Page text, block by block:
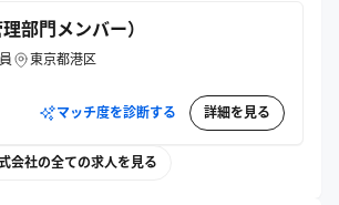
に対応し、現場の課題解決と業務価値の向
部門メンバー）
東京都港区
マッチ度を診断する 詳細を見る
会社の全ての求人を見る